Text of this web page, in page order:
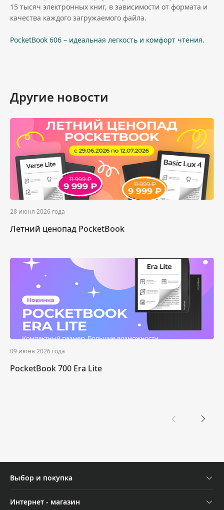
15 тысяч электронных книг, в зависимости от формата и
качества каждого загружаемого файла.
PocketBook 606 – идеальная легкость и комфорт чтения.
Другие новости
28 июня 2026 года
Летний ценопад PocketBook
09 июня 2026 года
PocketBook 700 Era Lite
Выбор и покупка
Интернет - магазин